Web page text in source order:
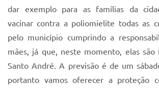
dar exemplo para as famílias da
vacinar contra a poliomielite todas as
pelo município cumprindo a
mães, já que, neste momento, elas
Santo André. A previsão é de um
portanto vamos oferecer a proteção